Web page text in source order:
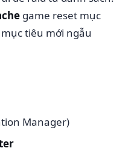
game reset mục
tiêu mới ngẫu
Manager)